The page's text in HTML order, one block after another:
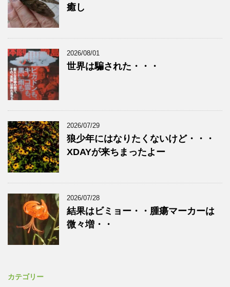
癒し
2026/08/01
世界は騙された・・・
2026/07/29
狼少年にはなりたくないけど・・・
XDAYが来ちまったよー
2026/07/28
結果はビミョー・・腫瘍マーカーは
微々増・・
カテゴリー